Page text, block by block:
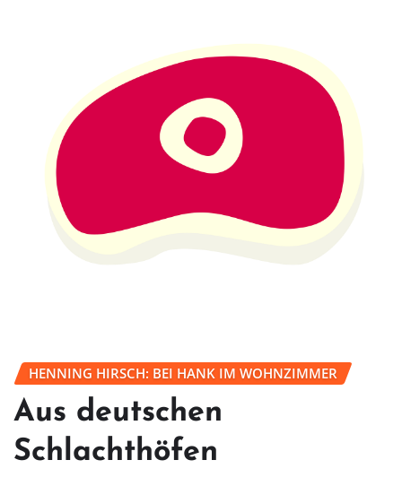
HENNING HIRSCH: BEI HANK IM WOHNZIMMER
Aus deutschen
Schlachthöfen